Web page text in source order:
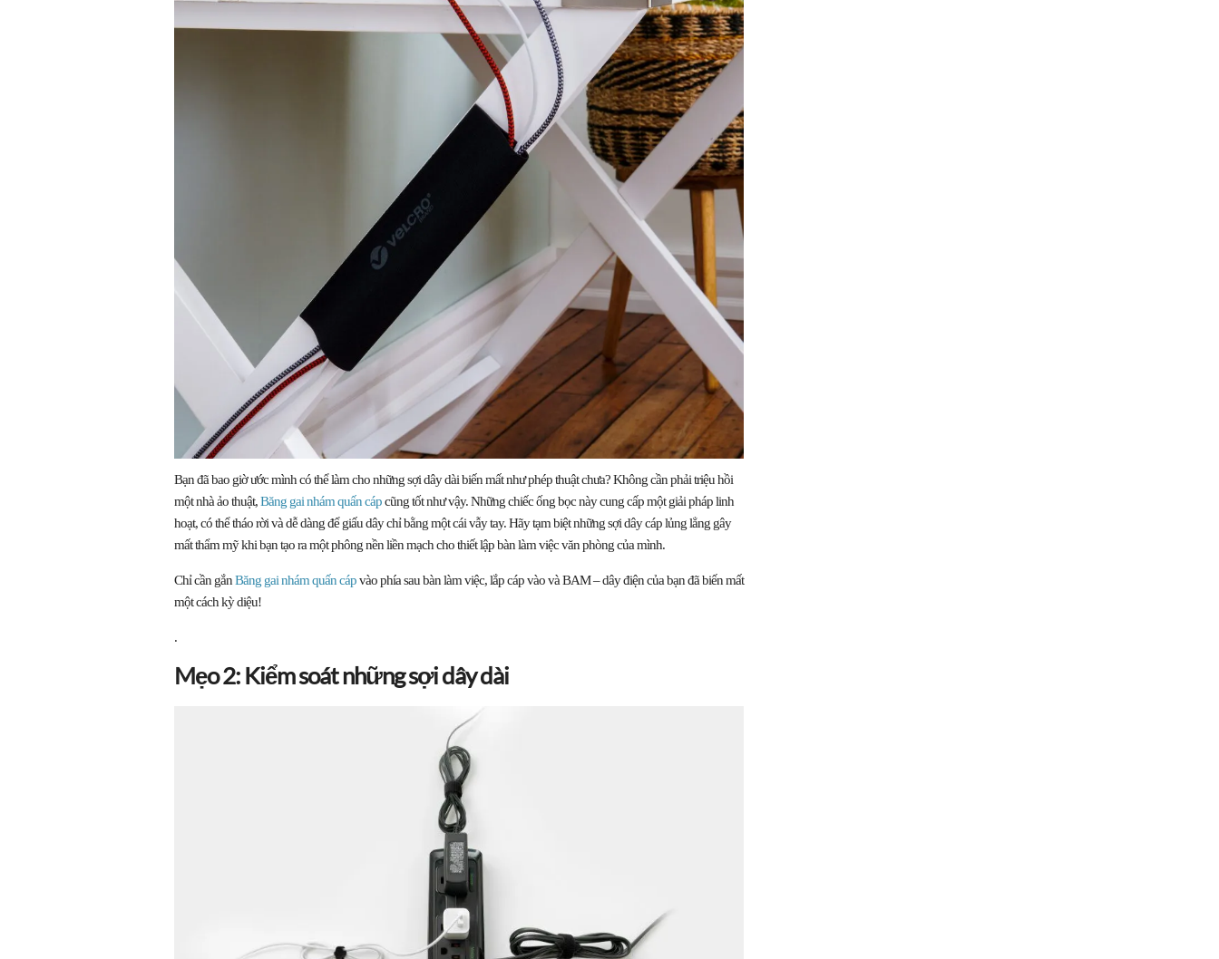
Bạn đã bao giờ ước mình có thể làm cho những sợi dây dài biến mất như phép thuật chưa? Không cần phải triệu hồi
một nhà ảo thuật,Băng gai nhám quấn cápcũng tốt như vậy. Những chiếc ống bọc này cung cấp một giải pháp linh
hoạt, có thể tháo rời và dễ dàng để giấu dây chỉ bằng một cái vẫy tay. Hãy tạm biệt những sợi dây cáp lủng lẳng gây
mất thẩm mỹ khi bạn tạo ra một phông nền liền mạch cho thiết lập bàn làm việc văn phòng của mình.
Chỉ cần gắnBăng gai nhám quấn cápvào phía sau bàn làm việc, lắp cáp vào và BAM – dây điện của bạn đã biến mất
một cách kỳ diệu!
.
Mẹo 2: Kiểm soát những sợi dây dài